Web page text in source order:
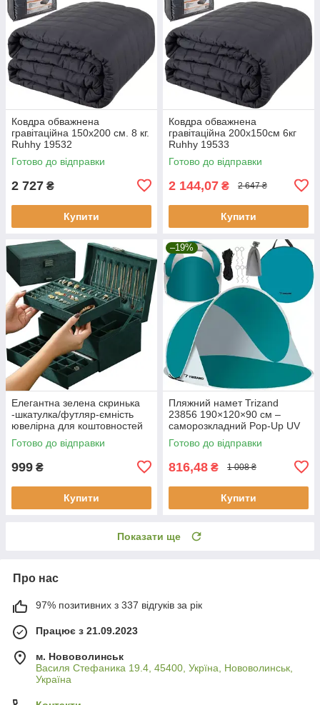
Ковдра обважнена
гравітаційна 150х200 см. 8 кг.
Ruhhy 19532
Готово до відправки
2 727 ₴
Купити
Ковдра обважнена
гравітаційна 200х150см 6кг
Ruhhy 19533
Готово до відправки
2 144,07 ₴ 2 647 ₴
Купити
Елегантна зелена скринька
-шкатулка/футляр-ємність
ювелірна для коштовностей
Soulima 21954
Готово до відправки
999 ₴
Купити
–19%
Пляжний намет Trizand
23856 190×120×90 см –
саморозкладний Pop-Up UV
30+
Готово до відправки
816,48 ₴ 1 008 ₴
Купити
Показати ще
Про нас
97% позитивних з 337 відгуків за рік
Працює з 21.09.2023
м. Нововолинськ
Василя Стефаника 19.4, 45400, Укрїна, Нововолинськ,
Україна